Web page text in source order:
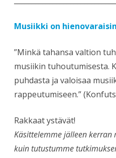
Musiikki on
”Minkä tahansa valtion
musiikin tuhoutumisesta.
puhdasta ja valoisaa
rappeutumiseen.”
Rakkaat ystävät!
Käsittelemme jälleen
kuin tutustumme